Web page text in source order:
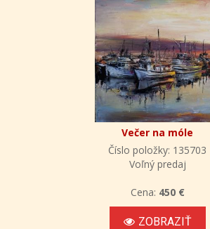
Večer na móle
Číslo položky: 135703
Voľný predaj
Cena: 450 €
ZOBRAZIŤ